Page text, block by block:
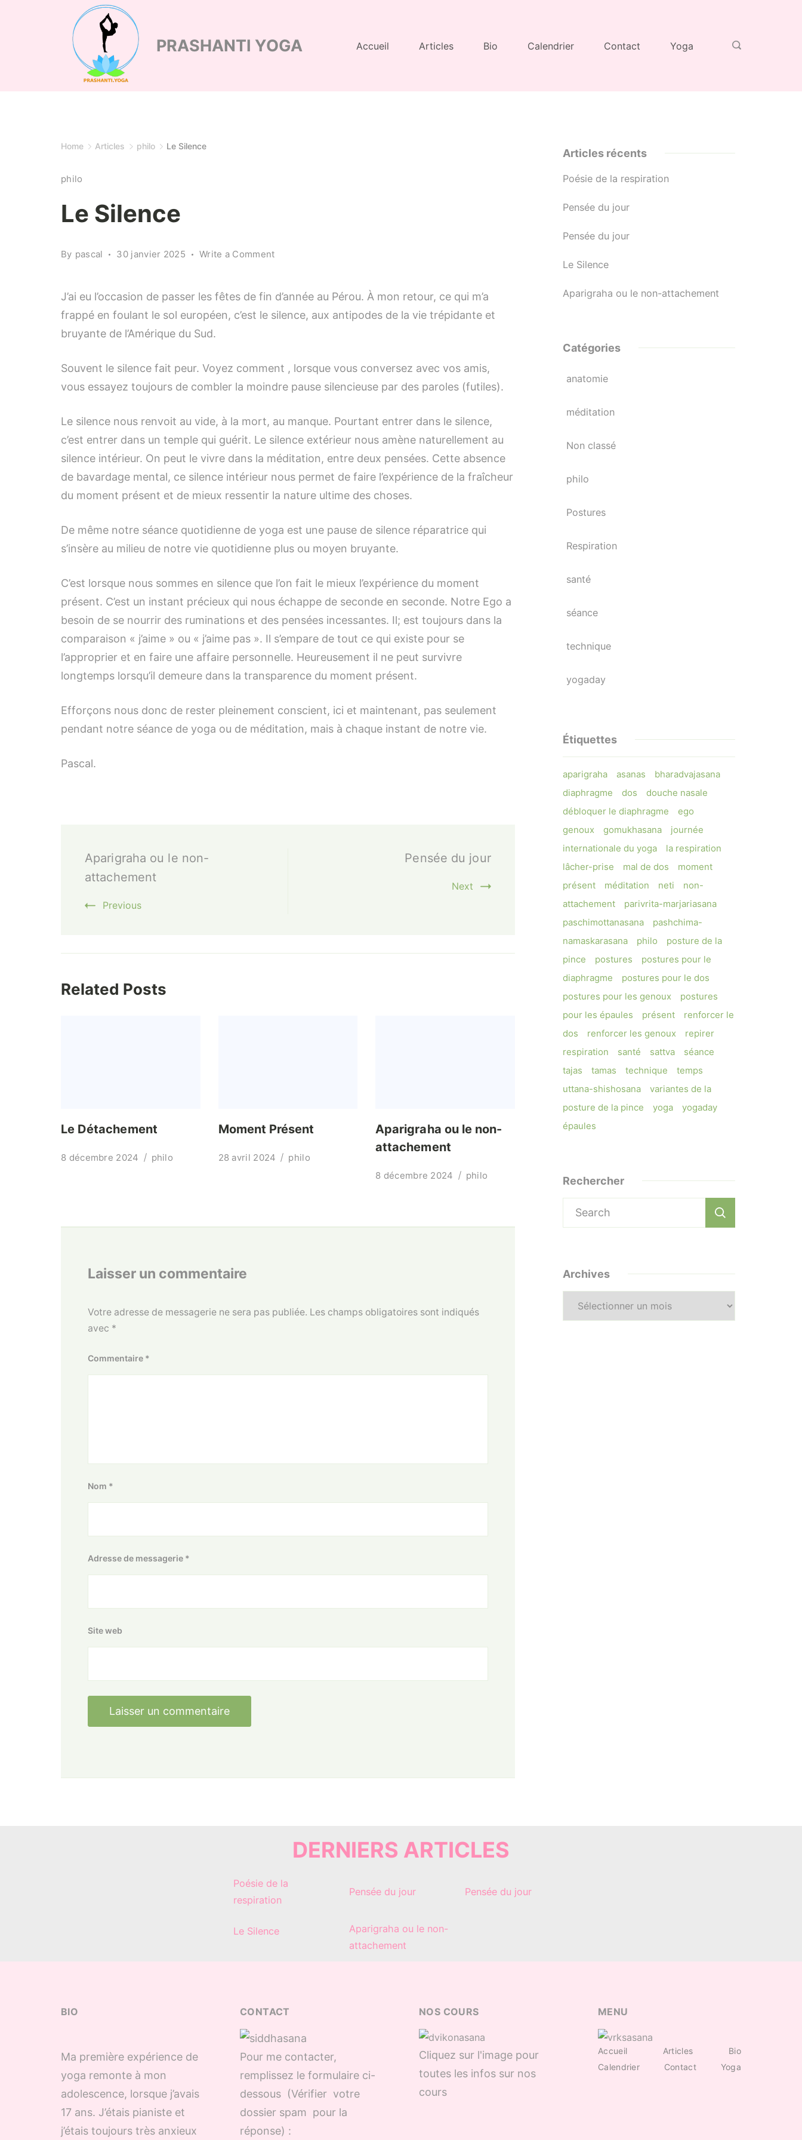
PRASHANTI YOGA Accueil Articles Bio Calendrier Contact Yoga
Home Articles philo Le Silence
philo
Le Silence
By pascal 30 janvier 2025 Write a Commenton
J’ai eu l’occasion de passer les fêtes de fin d’année au Pérou. À mon retour, ce qui m’a
frappé en foulant le sol européen, c’est le silence, aux antipodes de la vie trépidante et
bruyante de l’Amérique du Sud.
Souvent le silence fait peur. Voyez comment , lorsque vous conversez avec vos amis,
vous essayez toujours de combler la moindre pause silencieuse par des paroles (futiles).
Le silence nous renvoit au vide, à la mort, au manque. Pourtant entrer dans le silence,
c’est entrer dans un temple qui guérit. Le silence extérieur nous amène naturellement au
silence intérieur. On peut le vivre dans la méditation, entre deux pensées. Cette absence
de bavardage mental, ce silence intérieur nous permet de faire l’expérience de la fraîcheur
du moment présent et de mieux ressentir la nature ultime des choses.
De même notre séance quotidienne de yoga est une pause de silence réparatrice qui
s’insère au milieu de notre vie quotidienne plus ou moyen bruyante.
C’est lorsque nous sommes en silence que l’on fait le mieux l’expérience du moment
présent. C’est un instant précieux qui nous échappe de seconde en seconde. Notre Ego a
besoin de se nourrir des ruminations et des pensées incessantes. Il; est toujours dans la
comparaison « j’aime » ou « j’aime pas ». Il s’empare de tout ce qui existe pour se
l’approprier et en faire une affaire personnelle. Heureusement il ne peut survivre
longtemps lorsqu’il demeure dans la transparence du moment présent.
Efforçons nous donc de rester pleinement conscient, ici et maintenant, pas seulement
pendant notre séance de yoga ou de méditation, mais à chaque instant de notre vie.
Pascal.
Navigation
Aparigraha ou le non-
attachement
Previous
Pensée du jour
Next
Related Posts
Le Détachement
8 décembre 2024 philo
Moment Présent
28 avril 2024 philo
Aparigraha ou le non-
attachement
8 décembre 2024 philo
Laisser un commentaire
Votre adresse de messagerie ne sera pas publiée. Les champs obligatoires sont indiqués
avec *
Commentaire *
Nom *
Adresse de messagerie *
Site web
Articles récents
Poésie de la respiration
Pensée du jour
Pensée du jour
Le Silence
Aparigraha ou le non-attachement
Catégories
anatomie
méditation
Non classé
philo
Postures
Respiration
santé
séance
technique
yogaday
Étiquettes
aparigraha asanas
bharadvajasana
diaphragme
dos
douche nasale
débloquer le diaphragme
ego
genoux
gomukhasana
journée
internationale du yoga
la respiration
lâcher-prise
mal de dos
moment
présent
méditation neti
non-
attachement
parivrita-marjariasana
paschimottanasana
pashchima-
namaskarasana
philo
posture de la
pince
postures
postures pour le
diaphragme
postures pour le dos
postures pour les genoux
postures
pour les épaules
présent
renforcer le
dos
renforcer les genoux
repirer
respiration
santé sattva
séance
tajas
tamas technique
temps
uttana-shishosana
variantes de la
posture de la pince
yoga
yogaday
épaules
Rechercher
Search
for:
Archives
Archives
DERNIERS ARTICLES
Poésie de la
respiration
Pensée du jour Pensée du jour
Le Silence
Aparigraha ou le non-
attachement
BIO
Ma première expérience de
yoga remonte à mon
adolescence, lorsque j’avais
17 ans. J’étais pianiste et
j’étais toujours très anxieux
CONTACT
Pour me contacter,
remplissez le formulaire ci-
dessous (Vérifier votre
dossier spam pour la
réponse) :
NOS COURS
Cliquez sur l'image pour
toutes les infos sur nos
cours
MENU
Accueil Articles
Bio
Calendrier
Contact Yoga